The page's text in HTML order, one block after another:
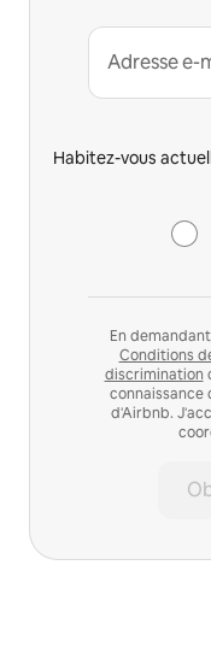
Adresse e-
Habitez-vous
En
Conditions
discrimination
connaissance
d'Airbnb.